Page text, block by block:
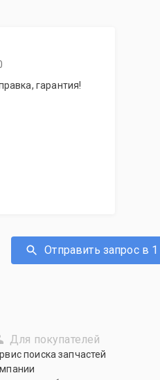
гарантия!
Отправить запрос в
Для покупателей
поиска запчастей